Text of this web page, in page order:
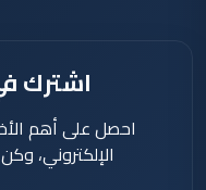
اشترك
احصل على أهم
الإلكتروني،